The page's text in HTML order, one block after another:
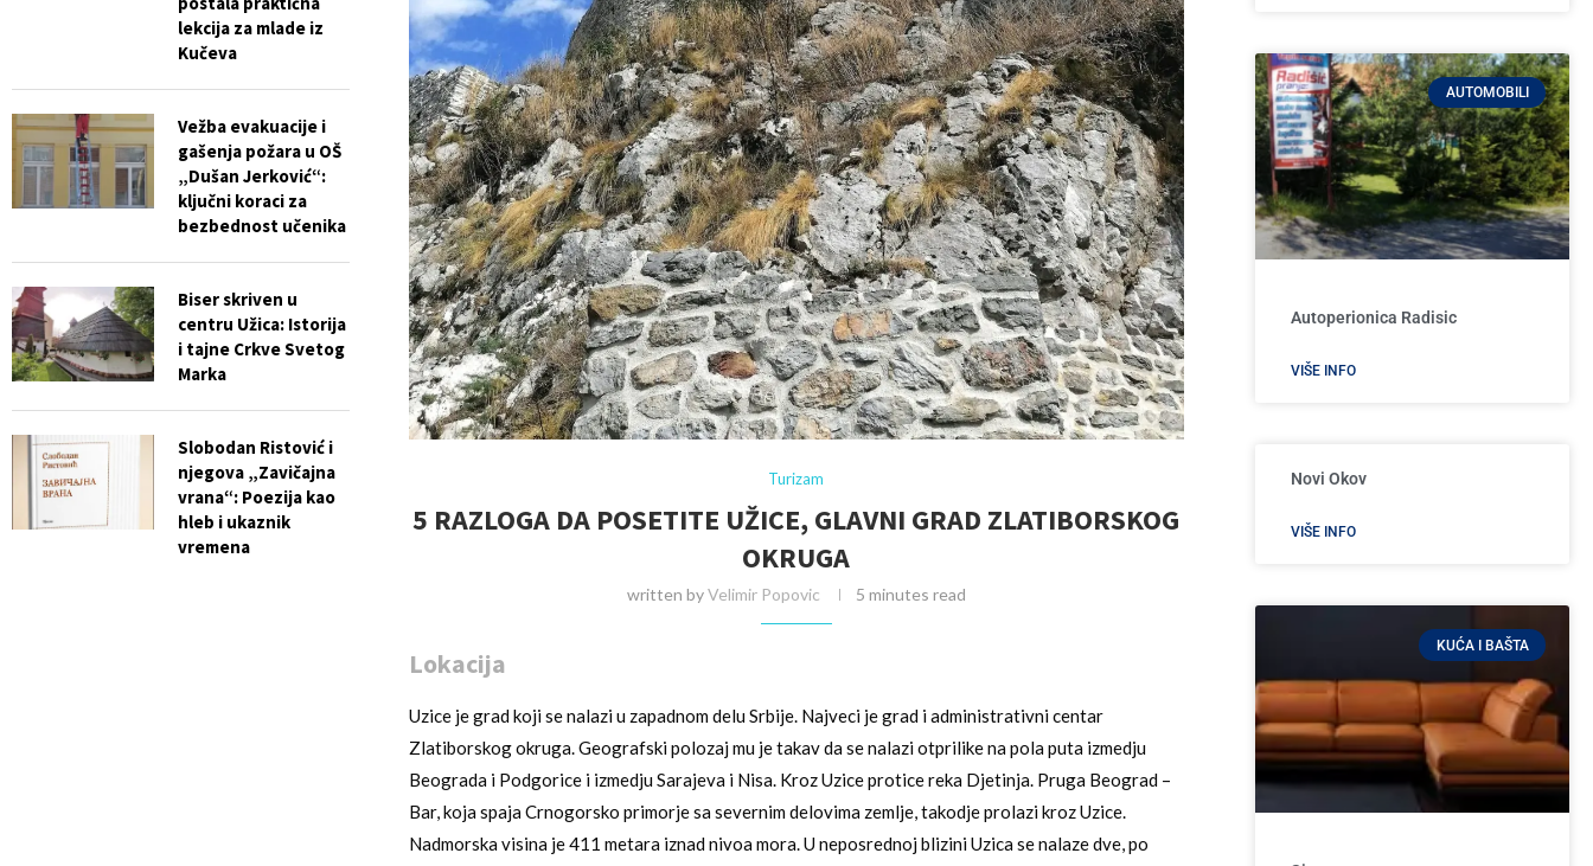
Turizam
5 RAZLOGA DA POSETITE UŽICE, GLAVNI GRAD ZLATIBORSKOG
OKRUGA
written byVelimir Popovic 5 minutes read
Lokacija
Uzice je grad koji se nalazi u zapadnom delu Srbije. Najveci je grad i administrativni centar
Zlatiborskog okruga. Geografski polozaj mu je takav da se nalazi otprilike na pola puta izmedju
Beograda i Podgorice i izmedju Sarajeva i Nisa. Kroz Uzice protice reka Djetinja. Pruga Beograd –
Bar, koja spaja Crnogorsko primorje sa severnim delovima zemlje, takodje prolazi kroz Uzice.
Nadmorska visina je 411 metara iznad nivoa mora. U neposrednoj blizini Uzica se nalaze dve, po
AUTOMOBILI
Autoperionica Radisic
VIŠE INFO
Novi Okov
VIŠE INFO
KUĆA I BAŠTA
lekcija za mlade iz
Kučeva
Vežba evakuacije i
gašenja požara u OŠ
„Dušan Jerković“:
ključni koraci za
bezbednost učenika
Biser skriven u
centru Užica: Istorija
i tajne Crkve Svetog
Marka
Slobodan Ristović i
njegova „Zavičajna
vrana“: Poezija kao
hleb i ukaznik
vremena